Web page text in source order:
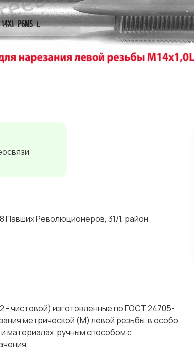
Павших Революционеров, 31/1, район
чистовой) изготовленные по ГОСТ 24705-
метрической (М) левой резьбы в особо
материалах ручным способом с